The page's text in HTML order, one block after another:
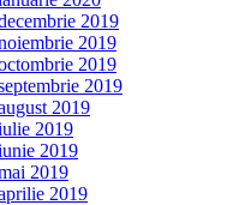
2019
2019
2019
2019
2019
2019
2019
2019
2019